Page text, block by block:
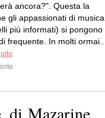
ancora?". Questa la
gli appassionati di musica
più informati) si pongono
frequente. In molti
di Mazarine